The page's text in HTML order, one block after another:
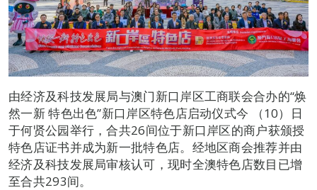
由经济及科技发展局与澳门新口岸区工商联会合办的“焕
然一新 特色出色”新口岸区特色店启动仪式今 （10）日
于何贤公园举行，合共26间位于新口岸区的商户获颁授
特色店证书并成为新一批特色店。经地区商会推荐并由
经济及科技发展局审核认可，现时全澳特色店数目已增
至合共293间。